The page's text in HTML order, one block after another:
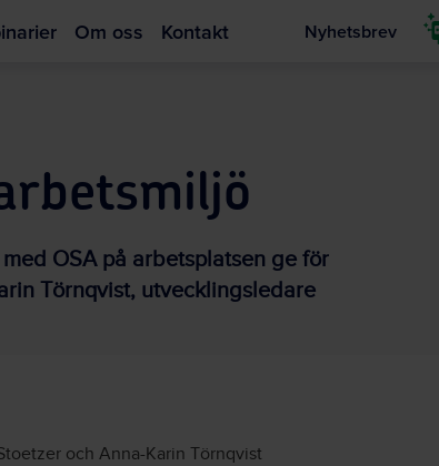
Om oss Kontakt Nyhetsbrev
OSA på arbetsplatsen ge för
Törnqvist, utvecklingsledare
och Anna-Karin Törnqvist